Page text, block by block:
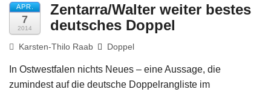
APR.
7
2014
Zentarra/Walter weiter bestes
deutsches Doppel
Karsten-Thilo Raab Doppel
In Ostwestfalen nichts Neues – eine Aussage, die
zumindest auf die deutsche Doppelrangliste im